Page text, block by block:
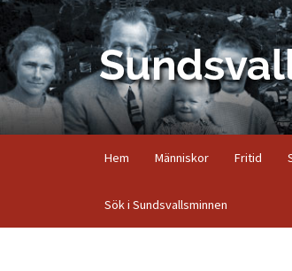
Hem Människor Fritid
Sök i Sundsvallsminnen